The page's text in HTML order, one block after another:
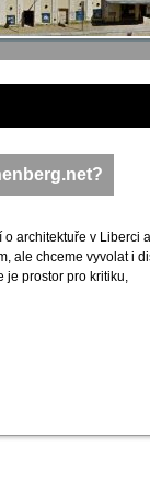
architektuře v Liberci
ale chceme vyvolat i
je prostor pro kritiku,